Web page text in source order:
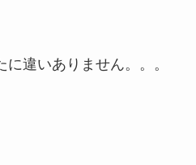
違いありません。。。